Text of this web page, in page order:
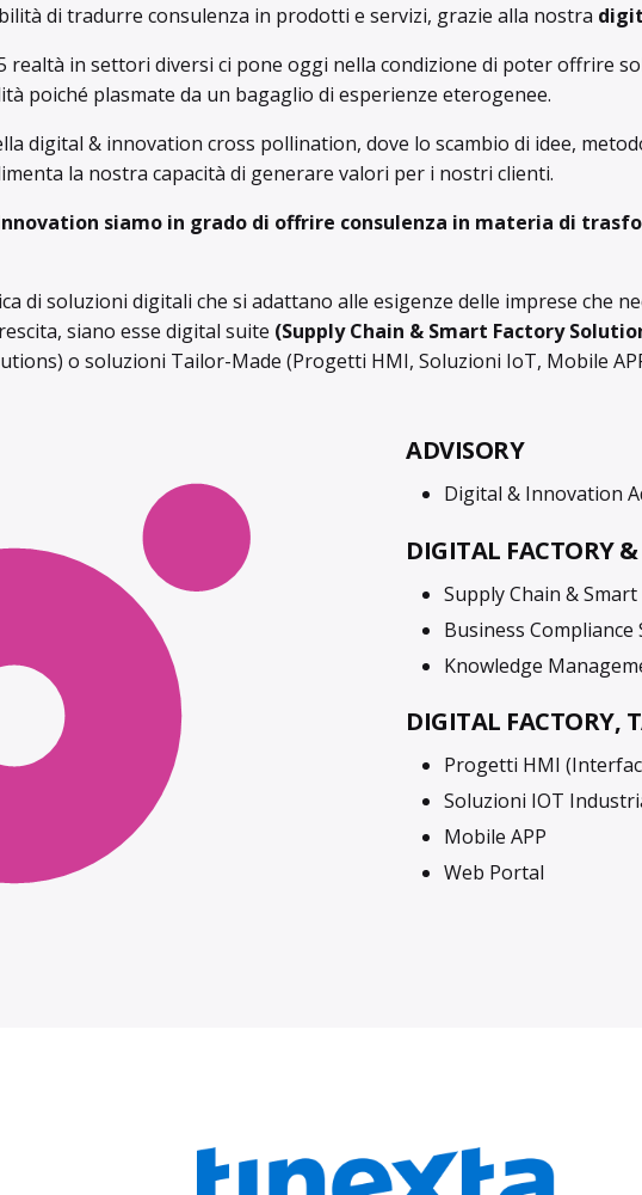
di tradurre consulenza in prodotti e servizi, grazie alla nostra
realtà in settori diversi ci pone oggi nella condizione di poter offrire
poiché plasmate da un bagaglio di esperienze eterogenee.
digital & innovation cross pollination, dove lo scambio di idee,
la nostra capacità di generare valori per i nostri clienti.
siamo in grado di offrire consulenza in materia di
di soluzioni digitali che si adattano alle esigenze delle imprese che
siano esse digital suite (Supply Chain & Smart Factory
o soluzioni Tailor-Made (Progetti HMI, Soluzioni IoT, Mobile
ADVISORY
Digital & Innovation
DIGITAL FACTORY
Supply Chain &
Business Compliance
Knowledge
DIGITAL FACTORY,
Progetti HMI
Soluzioni IOT
Mobile APP
Web Portal